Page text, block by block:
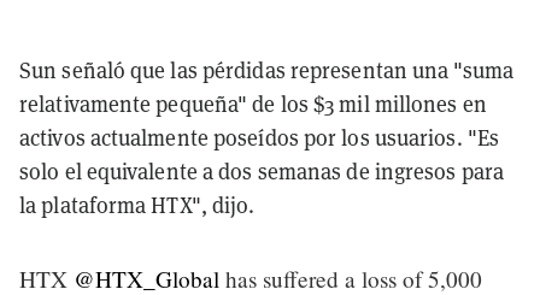
Sun señaló que las pérdidas representan una "suma
relativamente pequeña" de los $3 mil millones en
activos actualmente poseídos por los usuarios. "Es
solo el equivalente a dos semanas de ingresos para
la plataforma HTX", dijo.
HTX @HTX_Global has suffered a loss of 5,000